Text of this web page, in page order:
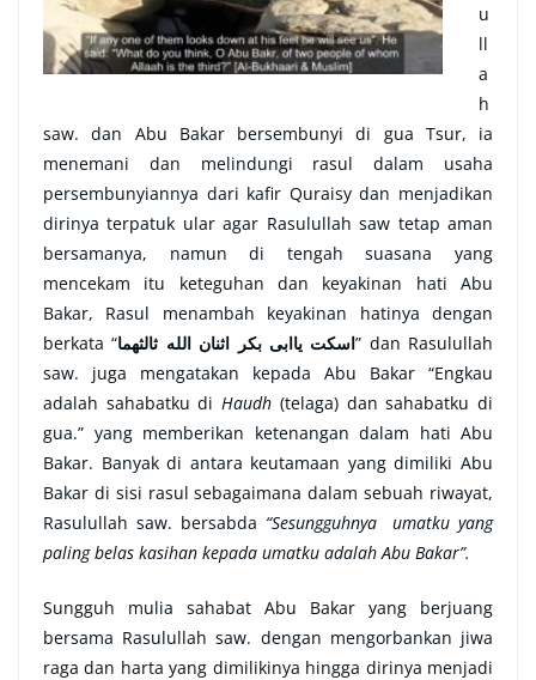
u
ll
a
h
saw. dan Abu Bakar bersembunyi di gua Tsur, ia
menemani dan melindungi rasul dalam usaha
persembunyiannya dari kafir Quraisy dan menjadikan
dirinya terpatuk ular agar Rasulullah saw tetap aman
bersamanya, namun di tengah suasana yang
mencekam itu keteguhan dan keyakinan hati Abu
Bakar, Rasul menambah keyakinan hatinya dengan
berkata “اسكت ياابى بكر اثنان الله ثالثهما” dan Rasulullah
saw. juga mengatakan kepada Abu Bakar “Engkau
adalah sahabatku diHaudh (telaga) dan sahabatku di
gua.” yang memberikan ketenangan dalam hati Abu
Bakar. Banyak di antara keutamaan yang dimiliki Abu
Bakar di sisi rasul sebagaimana dalam sebuah riwayat,
Rasulullah saw. bersabda “Sesungguhnya umatku yang
paling belas kasihan kepada umatku adalah Abu Bakar”.
Sungguh mulia sahabat Abu Bakar yang berjuang
bersama Rasulullah saw. dengan mengorbankan jiwa
raga dan harta yang dimilikinya hingga dirinya menjadi